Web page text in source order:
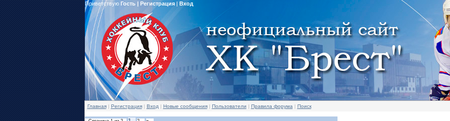
Приветствую Гость | Регистрация| Вход
Главная| Регистрация| Вход | Новые сообщения| Пользователи | Правила форума | Поиск